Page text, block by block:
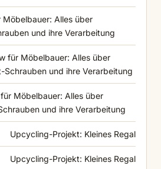
Möbelbauer: Alles über
und ihre Verarbeitung
für Möbelbauer: Alles über
Schrauben und ihre Verarbeitung
Möbelbauer: Alles über
und ihre Verarbeitung
Upcycling-Projekt: Kleines Regal
Upcycling-Projekt: Kleines Regal